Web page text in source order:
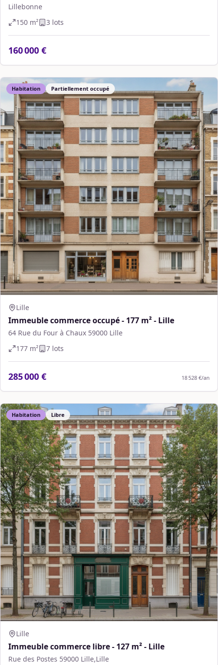
Lillebonne
150 m² 3 lots
160 000 €
Habitation Partiellement occupé
Lille
Immeuble commerce occupé - 177 m² - Lille
64 Rue du Four à Chaux 59000 Lille
177 m² 7 lots
285 000 € 18 528 €/an
Habitation Libre
Lille
Immeuble commerce libre - 127 m² - Lille
Rue des Postes 59000 Lille,Lille